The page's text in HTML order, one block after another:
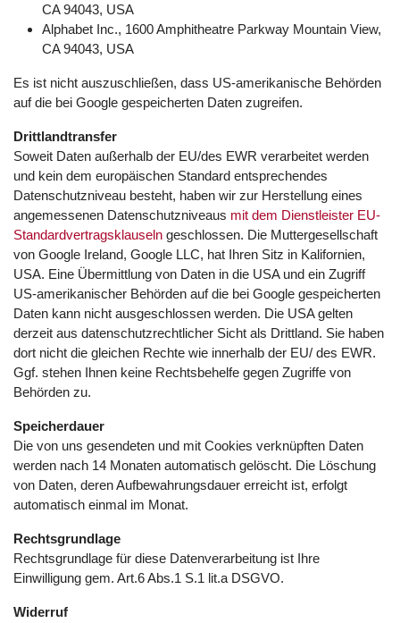
CA 94043, USA
Alphabet Inc., 1600 Amphitheatre Parkway Mountain View,
CA 94043, USA
Es ist nicht auszuschließen, dass US-amerikanische Behörden
auf die bei Google gespeicherten Daten zugreifen.
Drittlandtransfer
Soweit Daten außerhalb der EU/des EWR verarbeitet werden
und kein dem europäischen Standard entsprechendes
Datenschutzniveau besteht, haben wir zur Herstellung eines
angemessenen Datenschutzniveaus mit dem Dienstleister EU-
Standardvertragsklauseln geschlossen. Die Muttergesellschaft
von Google Ireland, Google LLC, hat Ihren Sitz in Kalifornien,
USA. Eine Übermittlung von Daten in die USA und ein Zugriff
US-amerikanischer Behörden auf die bei Google gespeicherten
Daten kann nicht ausgeschlossen werden. Die USA gelten
derzeit aus datenschutzrechtlicher Sicht als Drittland. Sie haben
dort nicht die gleichen Rechte wie innerhalb der EU/ des EWR.
Ggf. stehen Ihnen keine Rechtsbehelfe gegen Zugriffe von
Behörden zu.
Speicherdauer
Die von uns gesendeten und mit Cookies verknüpften Daten
werden nach 14 Monaten automatisch gelöscht. Die Löschung
von Daten, deren Aufbewahrungsdauer erreicht ist, erfolgt
automatisch einmal im Monat.
Rechtsgrundlage
Rechtsgrundlage für diese Datenverarbeitung ist Ihre
Einwilligung gem. Art.6 Abs.1 S.1 lit.a DSGVO.
Widerruf